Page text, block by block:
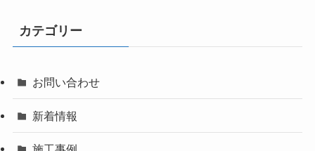
カテゴリー
お問い合わせ
新着情報